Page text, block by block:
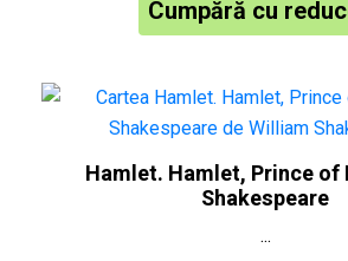
Cumpără cu
Hamlet. Hamlet, Prince of
Shakespeare
...